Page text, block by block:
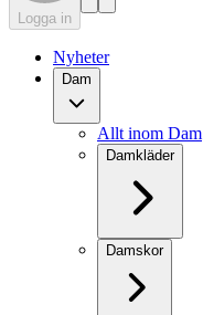
Logga in
Nyheter
Dam
Allt inom Dam
Damkläder
Damskor